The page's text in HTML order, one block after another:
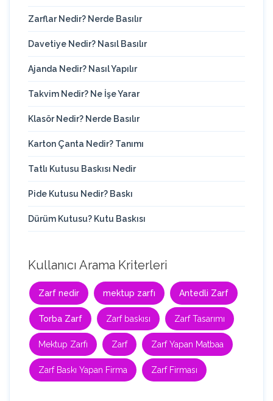
Zarflar Nedir? Nerde Basılır
Davetiye Nedir? Nasıl Basılır
Ajanda Nedir? Nasıl Yapılır
Takvim Nedir? Ne İşe Yarar
Klasör Nedir? Nerde Basılır
Karton Çanta Nedir? Tanımı
Tatlı Kutusu Baskısı Nedir
Pide Kutusu Nedir? Baskı
Dürüm Kutusu? Kutu Baskısı
Kullanıcı Arama Kriterleri
Zarf nedir mektup zarfı Antedli Zarf
Torba Zarf Zarf baskısı Zarf Tasarımı
Mektup Zarfı Zarf Zarf Yapan Matbaa
Zarf Baskı Yapan Firma Zarf Firması